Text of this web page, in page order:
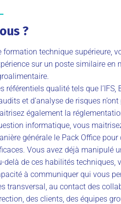
?
formation technique supérieure,
sur un poste similaire en
référentiels qualité tels que
et d’analyse de risques
également la
informatique, vous
générale le Pack Office
Vous avez déjà manipulé
delà de ces habilités techniques,
à communiquer qui vous
transversal, au contact des
des clients, des équipes